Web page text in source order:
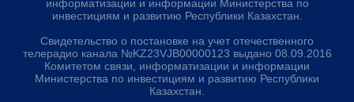
информатизации и информации Министерства по
инвестициям и развитию Республики Казахстан.
Свидетельство о постановке на учет отечественного
телерадио канала №KZ23VJB00000123 выдано 08.09.2016
Комитетом связи, информатизации и информации
Министерства по инвестициям и развитию Республики
Казахстан.